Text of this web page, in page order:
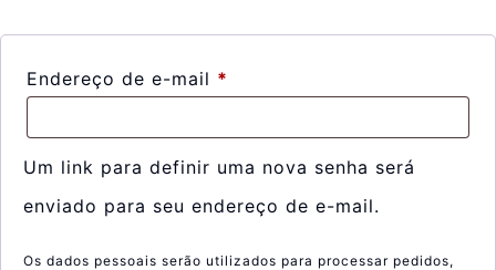
Endereço de e-mail *
Um link para definir uma nova senha será
enviado para seu endereço de e-mail.
Os dados pessoais serão utilizados para processar pedidos,